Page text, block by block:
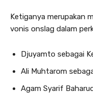
Ketiganya merupakan
vonis onslag dalam
Djuyamto sebagai
Ali Muhtarom
Agam Syarif